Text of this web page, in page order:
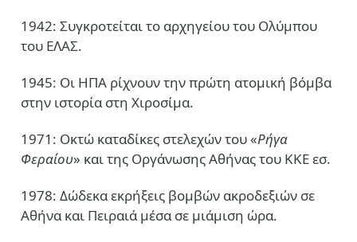
1942: Συγκροτείται το αρχηγείου του Ολύμπου
του ΕΛΑΣ.
1945: Οι ΗΠΑ ρίχνουν την πρώτη ατομική βόμβα
στην ιστορία στη Χιροσίμα.
1971: Οκτώ καταδίκες στελεχών του «Ρήγα
Φεραίου» και της Οργάνωσης Αθήνας του ΚΚΕ εσ.
1978: Δώδεκα εκρήξεις βομβών ακροδεξιών σε
Αθήνα και Πειραιά μέσα σε μιάμιση ώρα.